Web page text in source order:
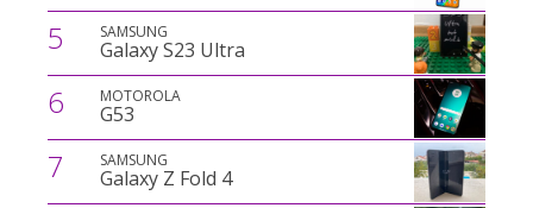
5 SAMSUNG
Galaxy S23 Ultra
6 MOTOROLA
G53
7 SAMSUNG
Galaxy Z Fold 4